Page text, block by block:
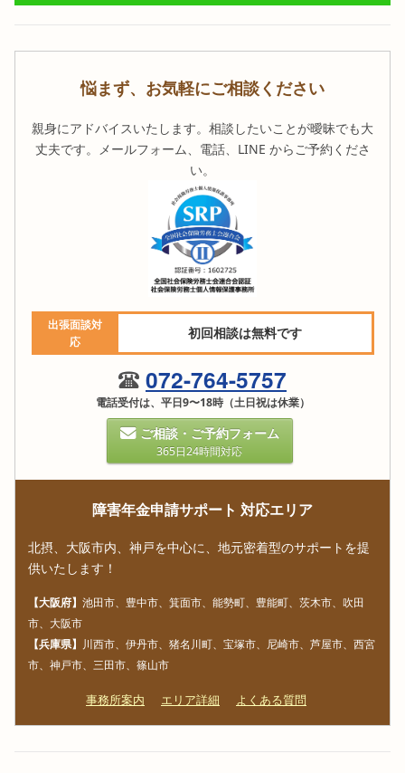
悩まず、お気軽にご相談ください
親身にアドバイスいたします。相談したいことが曖昧でも大
丈夫です。メールフォーム、電話、LINE からご予約くださ
い。
出張面談対
応
初回相談は無料です
072-764-5757
電話受付は、平日9〜18時（土日祝は休業）
ご相談・ご予約フォーム
365日24時間対応
障害年金申請サポート 対応エリア
北摂、大阪市内、神戸を中心に、地元密着型のサポートを提
供いたします！
【大阪府】 池田市、豊中市、箕面市、能勢町、豊能町、茨木市、吹田
市、大阪市
【兵庫県】 川西市、伊丹市、猪名川町、宝塚市、尼崎市、芦屋市、西宮
市、神戸市、三田市、篠山市
事務所案内 エリア詳細 よくある質問